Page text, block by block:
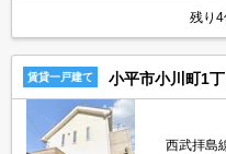
残り4
賃貸一戸建て 小平市小川町1
西武拝島